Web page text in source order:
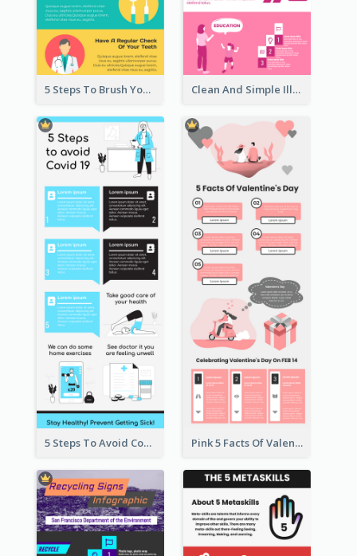
5 Steps To Brush Your Teeth Infographic Clean And Simple Illustrated Infographics Design
5 Steps To Avoid Covid 19 Infographic Pink 5 Facts Of Valentine's Day Infographic